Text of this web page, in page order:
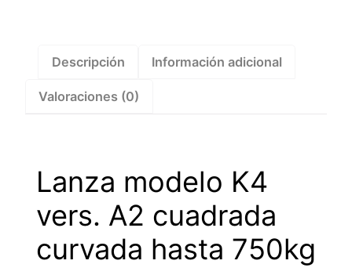
750kg
1225184
Descripción Información adicional
Valoraciones (0)
Lanza modelo K4
vers. A2 cuadrada
curvada hasta 750kg